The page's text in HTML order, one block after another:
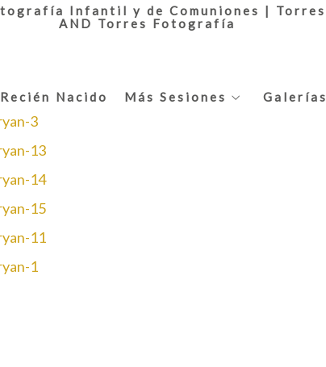
Recién Nacido Más Sesiones Galerías